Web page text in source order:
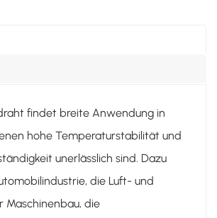
findet breite Anwendung in
hohe Temperaturstabilität und
unerlässlich sind. Dazu
die Luft- und
Maschinenbau, die